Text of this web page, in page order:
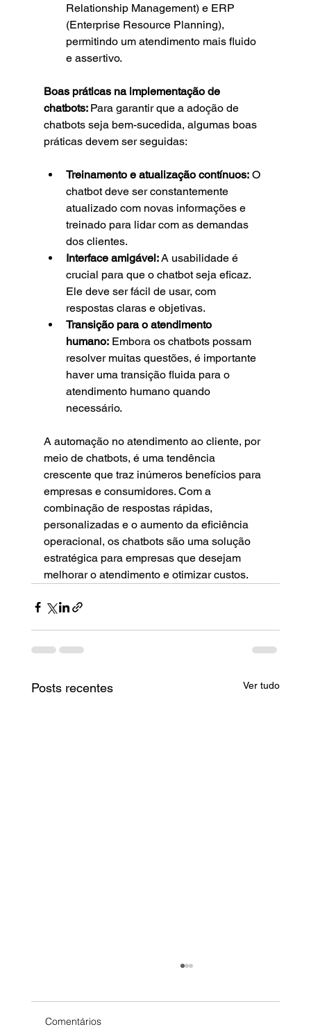
Relationship Management) e ERP
(Enterprise Resource Planning),
permitindo um atendimento mais fluido
e assertivo.
Boas práticas na implementação de
chatbots: Para garantir que a adoção de
chatbots seja bem-sucedida, algumas boas
práticas devem ser seguidas:
Treinamento e atualização contínuos: O
chatbot deve ser constantemente
atualizado com novas informações e
treinado para lidar com as demandas
dos clientes.
Interface amigável: A usabilidade é
crucial para que o chatbot seja eficaz.
Ele deve ser fácil de usar, com
respostas claras e objetivas.
Transição para o atendimento
humano: Embora os chatbots possam
resolver muitas questões, é importante
haver uma transição fluida para o
atendimento humano quando
necessário.
A automação no atendimento ao cliente, por
meio de chatbots, é uma tendência
crescente que traz inúmeros benefícios para
empresas e consumidores. Com a
combinação de respostas rápidas,
personalizadas e o aumento da eficiência
operacional, os chatbots são uma solução
estratégica para empresas que desejam
melhorar o atendimento e otimizar custos.
Posts recentes Ver tudo
3 pessoas. 200+ tickets/mês. SLA quebrado
Comentários